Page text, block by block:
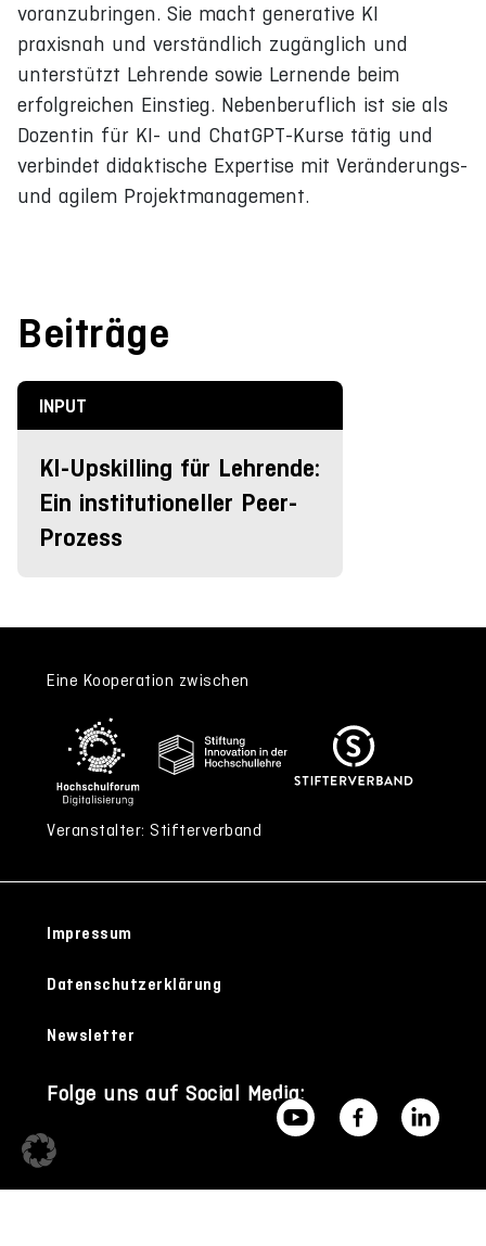
voranzubringen. Sie macht generative KI
praxisnah und verständlich zugänglich und
unterstützt Lehrende sowie Lernende beim
erfolgreichen Einstieg. Nebenberuflich ist sie als
Dozentin für KI- und ChatGPT-Kurse tätig und
verbindet didaktische Expertise mit Veränderungs-
und agilem Projektmanagement.
Beiträge
INPUT
KI-Upskilling für Lehrende:
Ein institutioneller Peer-
Prozess
Eine Kooperation zwischen
Veranstalter: Stifterverband
Impressum
Datenschutzerklärung
Newsletter
Folge uns auf Social Media: